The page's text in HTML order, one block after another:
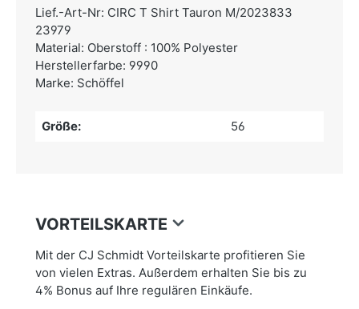
Lief.-Art-Nr: CIRC T Shirt Tauron M/2023833
23979
Material: Oberstoff : 100% Polyester
Herstellerfarbe: 9990
Marke: Schöffel
Größe: 56
VORTEILSKARTE
Mit der CJ Schmidt Vorteilskarte profitieren Sie
von vielen Extras. Außerdem erhalten Sie bis zu
4% Bonus auf Ihre regulären Einkäufe.